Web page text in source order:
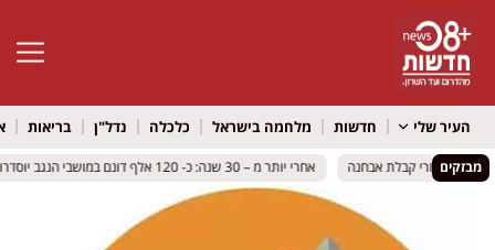
פתח
העיר שלי חדשות מלחמה בישראל כלכלה נדל"ן בריאות
מבזקיםשאחרי קבלת אבחנה
שאחרי קבלת אבחנה אחרי יותר מ – 30 שנה: כ- 120 אלף דונם במושבי הנגב יוסדרו – והדרך למיזם אגרו וולטאי נפתחת
אחרי יותר מ – 30 שנה: כ- 120 אלף דונם במושבי הנגב יוסדרו – והדרך למיזם אגרו וולטאי נפתחת